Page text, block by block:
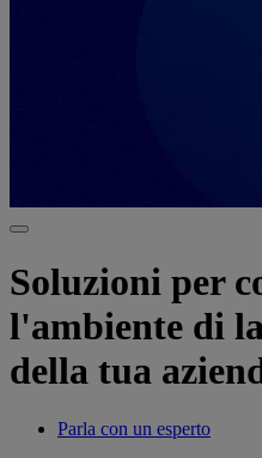
Soluzioni per
l'ambiente di
della tua
Parla con un esperto